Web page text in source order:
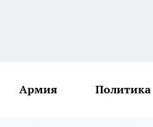
Армия Политика